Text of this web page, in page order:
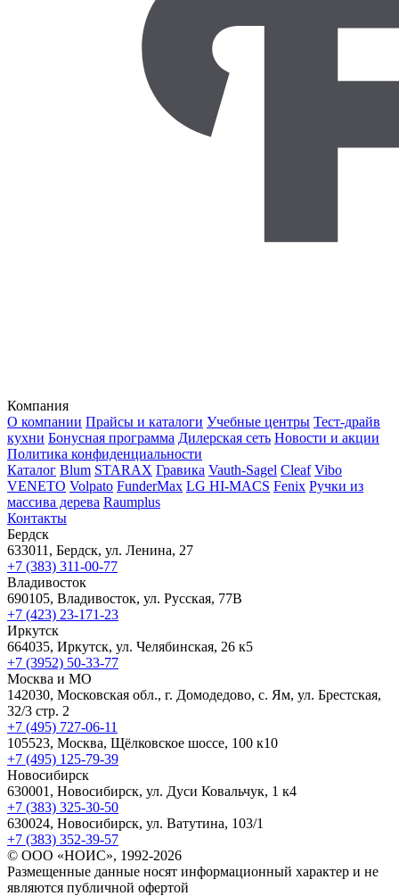
Компания
О компании Прайсы и каталоги Учебные центры Тест-драйв
кухни Бонусная программа Дилерская сеть Новости и акции
Политика конфиденциальности
Каталог Blum STARAX Гравика Vauth-Sagel Cleaf Vibo
VENETO Volpato FunderMax LG HI-MACS Fenix Ручки из
массива дерева Raumplus
Контакты
Бердск
633011, Бердск, ул. Ленина, 27
+7 (383) 311-00-77
Владивосток
690105, Владивосток, ул. Русская, 77В
+7 (423) 23-171-23
Иркутск
664035, Иркутск, ул. Челябинская, 26 к5
+7 (3952) 50-33-77
Москва и МО
142030, Московская обл., г. Домодедово, с. Ям, ул. Брестская,
32/3 стр. 2
+7 (495) 727-06-11
105523, ​Москва, Щёлковское шоссе, 100 к10
+7 (495) 125-79-39
Новосибирск
630001, Новосибирск, ул. Дуси Ковальчук, 1 к4
+7 (383) 325-30-50
630024, Новосибирск, ул. Ватутина, 103/1
+7 (383) 352-39-57
© ООО «НОИС», 1992-2026
Размещенные данные носят информационный характер и не
являются публичной офертой